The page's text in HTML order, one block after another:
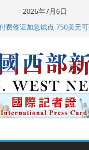
2026年7月6日
协会会长周天明：让沉香
院维持“出生公民权” : 出生
大使谢锋邀请美国老教师罗